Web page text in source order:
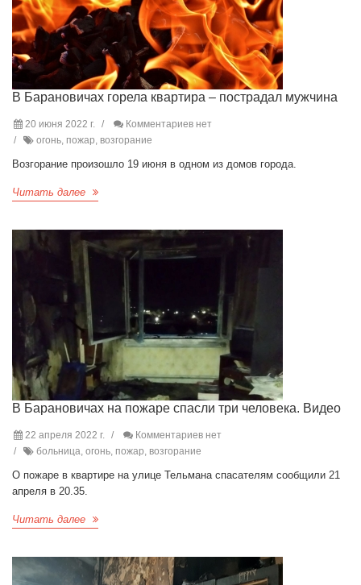
В Барановичах горела квартира – пострадал мужчина
20 июня 2022 г.
Комментариев нет
огонь, пожар, возгорание
Возгорание произошло 19 июня в одном из домов города.
Читать далее
В Барановичах на пожаре спасли три человека. Видео
22 апреля 2022 г.
Комментариев нет
больница, огонь, пожар, возгорание
О пожаре в квартире на улице Тельмана спасателям сообщили 21
апреля в 20.35.
Читать далее